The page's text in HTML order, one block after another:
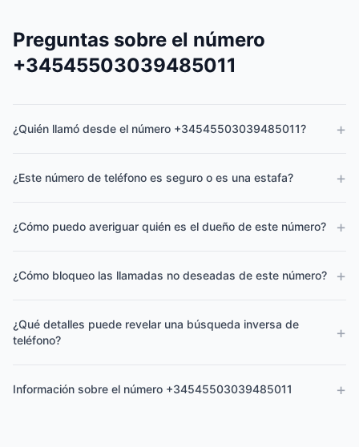
Preguntas sobre el número
+34545503039485011
¿Quién llamó desde el número +34545503039485011? +
¿Este número de teléfono es seguro o es una estafa? +
¿Cómo puedo averiguar quién es el dueño de este número? +
¿Cómo bloqueo las llamadas no deseadas de este número? +
¿Qué detalles puede revelar una búsqueda inversa de
teléfono?
+
Información sobre el número +34545503039485011 +